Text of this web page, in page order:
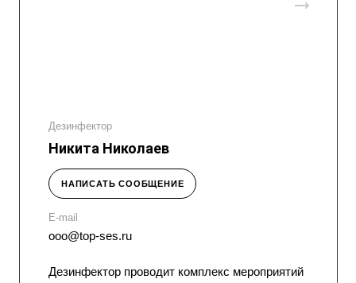
Дезинфектор
Никита Николаев
НАПИСАТЬ СООБЩЕНИЕ
E-mail
ooo@top-ses.ru
Дезинфектор проводит комплекс мероприятий